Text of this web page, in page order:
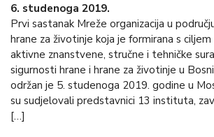
6. studenoga 2019.
Prvi sastanak Mreže organizacija u
hrane za životinje koja je formirana s
aktivne znanstvene, stručne i tehničke
sigurnosti hrane i hrane za životinje u
održan je 5. studenoga 2019. godine u
su sudjelovali predstavnici 13 instituta,
[…]